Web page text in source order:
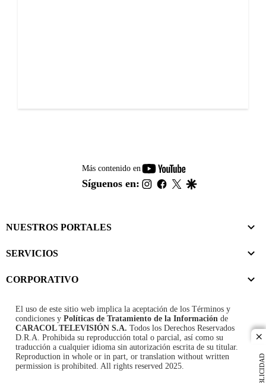
PUBLICIDAD
Más contenido en
youtube-
footer
Síguenos en: instagram
facebook
twitter
NUESTROS PORTALES
SERVICIOS
CORPORATIVO
El uso de este sitio web implica la aceptación de los Términos y
condiciones y Políticas de Tratamiento de la Información de
CARACOL TELEVISIÓN S.A. Todos los Derechos Reservados
D.R.A. Prohibida su reproducción total o parcial, así como su
traducción a cualquier idioma sin autorización escrita de su titular.
Reproduction in whole or in part, or translation without written
permission is prohibited. All rights reserved 2025.